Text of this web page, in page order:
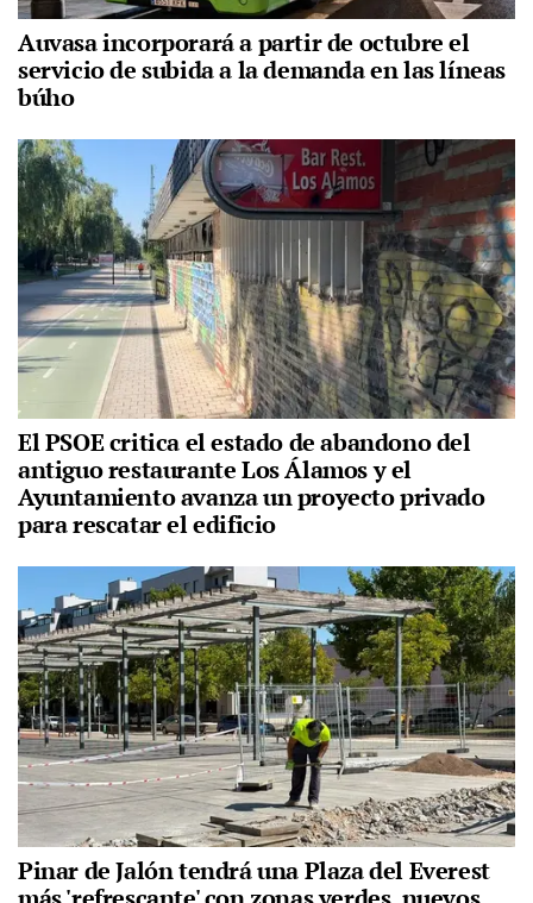
Auvasa incorporará a partir de octubre el
servicio de subida a la demanda en las líneas
búho
El PSOE critica el estado de abandono del
antiguo restaurante Los Álamos y el
Ayuntamiento avanza un proyecto privado
para rescatar el edificio
Pinar de Jalón tendrá una Plaza del Everest